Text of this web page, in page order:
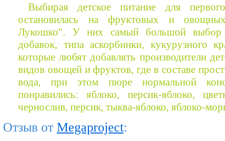
Выбирая детское питание для
остановилась на фруктовых и
Лукошко". У них самый большой
добавок, типа аскорбинки, кукурузного
которые любят добавлять производители
видов овощей и фруктов, где в составе
вода, при этом пюре нормальной
понравились: яблоко, персик-яблоко,
чернослив, персик, тыква-яблоко, яблоко-
Отзыв от Megaproject: